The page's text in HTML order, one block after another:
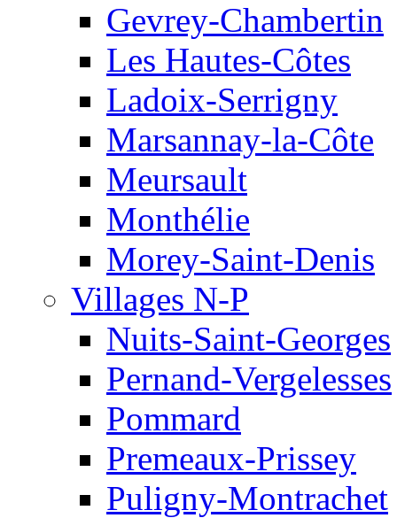
Gevrey-Chambertin
Les Hautes-Côtes
Ladoix-Serrigny
Marsannay-la-Côte
Meursault
Monthélie
Morey-Saint-Denis
Villages N-P
Nuits-Saint-Georges
Pernand-Vergelesses
Pommard
Premeaux-Prissey
Puligny-Montrachet